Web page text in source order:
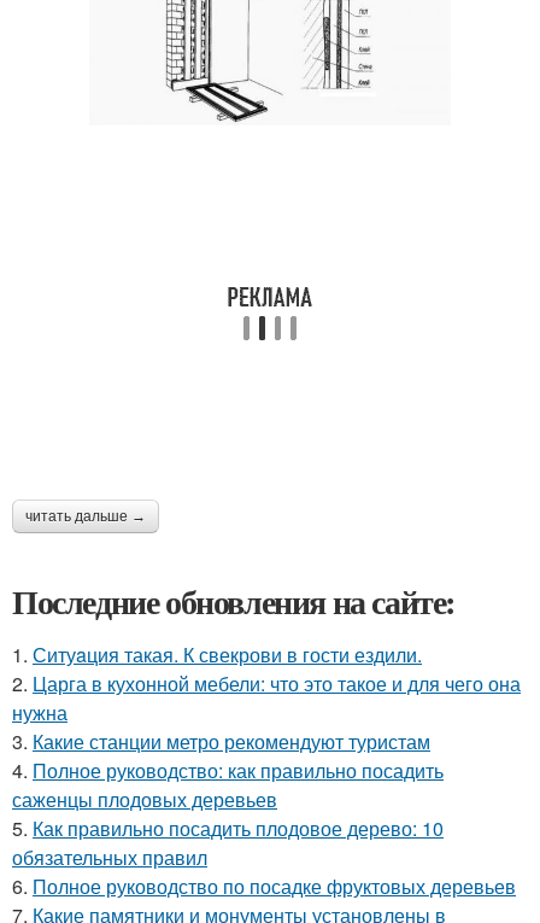
читать дальше →
Последние обновления на сайте:
1. Ситуaция такая. К свекрови в гости ездили.
2. Царга в кухонной мебели: что это такое и для чего она
нужна
3. Какие станции метро рекомендуют туристам
4. Полное руководство: как правильно посадить
саженцы плодовых деревьев
5. Как правильно посадить плодовое дерево: 10
обязательных правил
6. Полное руководство по посадке фруктовых деревьев
7. Какие памятники и монументы установлены в